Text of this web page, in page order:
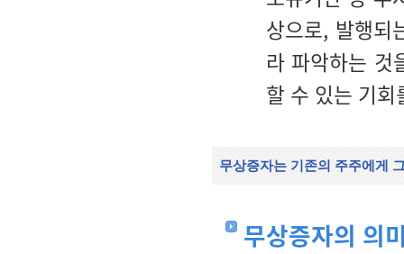
상으로, 발행되
라 파악하는 것
할 수 있는 기
무상증자는 기존의 주주에게
무상증자의 의